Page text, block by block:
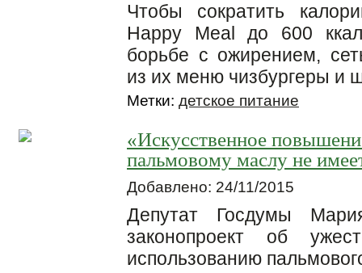
Чтобы сократить
Happy Meal до 600
борьбе с ожирением,
из их меню чизбургеры и
Метки: детское питание
«Искусственное
пальмовому маслу не
Добавлено: 24/11/2015
Депутат Госдумы
законопроект об
использованию